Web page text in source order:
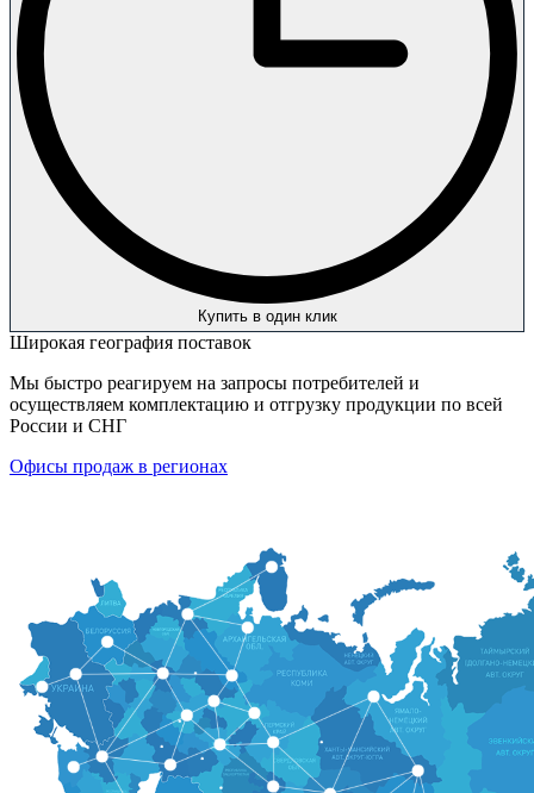
Купить в один клик
Широкая география поставок
Мы быстро реагируем на запросы потребителей и
осуществляем комплектацию и отгрузку продукции по всей
России и СНГ
Офисы продаж в регионах